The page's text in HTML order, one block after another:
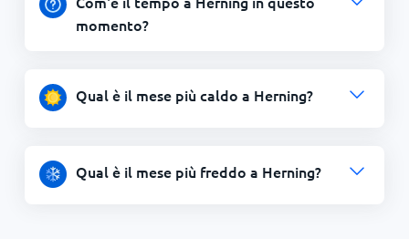
momento?
Qual è il mese più caldo a Herning?
Qual è il mese più freddo a Herning?